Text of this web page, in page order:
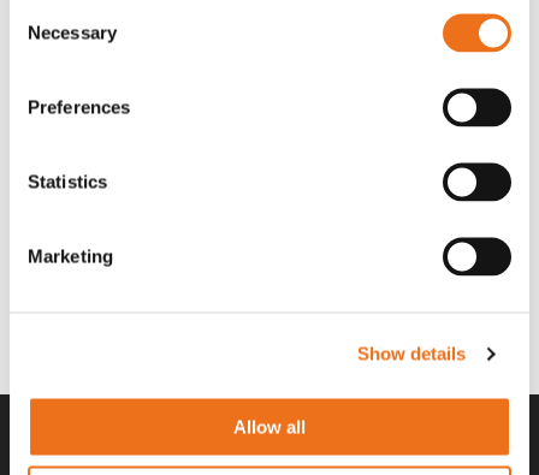
Selection
Necessary
Preferences
Statistics
Marketing
Show details
Allow all
Lägg till i varukorg
stämpellogotyp Avant
T-shirt svart 2xl med avant-
(ex. moms)